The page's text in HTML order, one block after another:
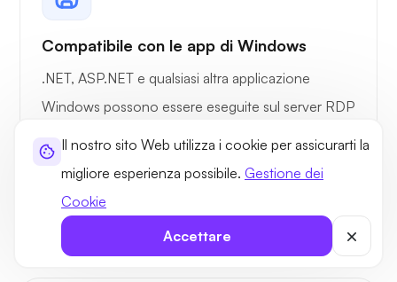
Il nostro sito Web utilizza i cookie per assicurarti la
migliore esperienza possibile. Gestione dei
Cookie
Accettare
Gestore DNS
FTP/FTP
Distribuzione
Web Microsoft
server (SSI)
Compatibile con le app di Windows
.NET, ASP.NET e qualsiasi altra applicazione
Windows possono essere eseguite sul server RDP
senza problemi di compatibilità o compromissioni
delle prestazioni. L'accesso amministrativo
completo consente di configurare e gestire le
applicazioni esattamente come si desidera.